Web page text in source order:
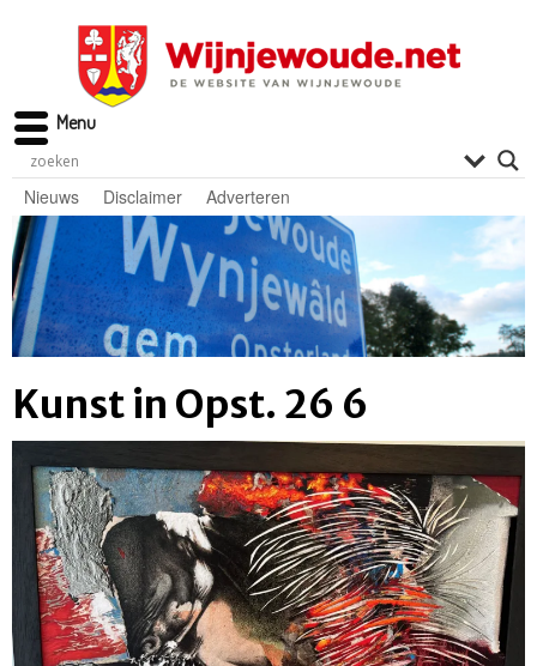
Nieuws Disclaimer Adverteren
Kunst in Opst. 26 6
Menu